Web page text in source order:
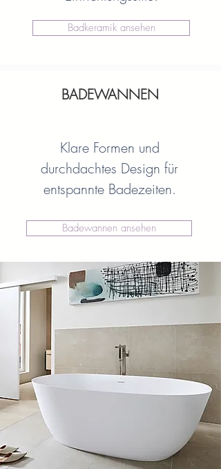
Badkeramik ansehen
BADEWANNEN
Klare Formen und
durchdachtes Design für
entspannte Badezeiten.
Badewannen ansehen